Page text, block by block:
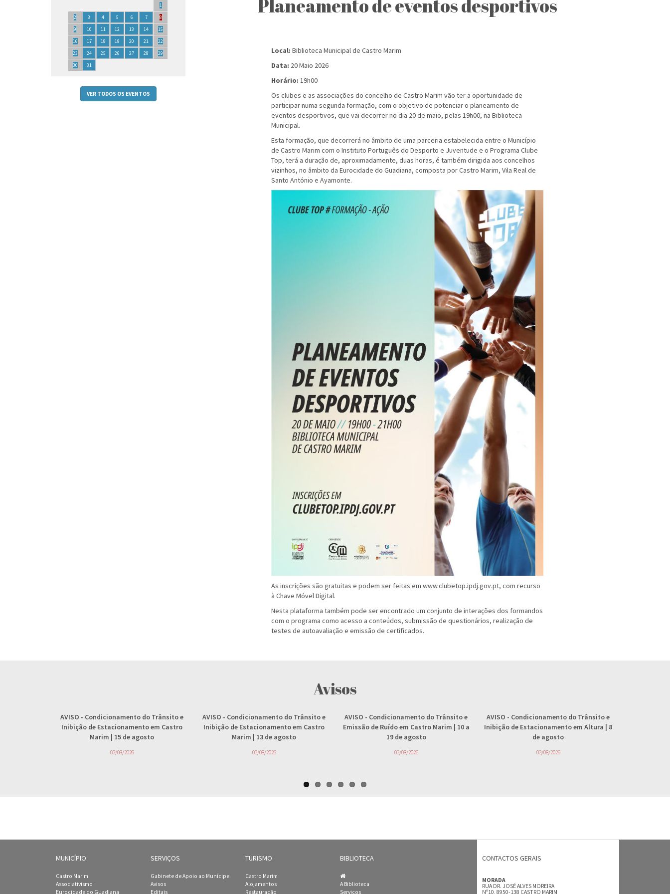
1
2
3 4 5 6 7
8
9
10 11 12 13 14
15
16
17 18 19 20 21
22
23
24 25 26 27 28
29
30
31
VER TODOS OS EVENTOS
Planeamento de eventos desportivos
Local: Biblioteca Municipal de Castro Marim
Data: 20 Maio 2026
Horário: 19h00
Os clubes e as associações do concelho de Castro Marim vão ter a oportunidade de
participar numa segunda formação, com o objetivo de potenciar o planeamento de
eventos desportivos, que vai decorrer no dia 20 de maio, pelas 19h00, na Biblioteca
Municipal.
Esta formação, que decorrerá no âmbito de uma parceria estabelecida entre o Município
de Castro Marim com o Instituto Português do Desporto e Juventude e o Programa Clube
Top, terá a duração de, aproximadamente, duas horas, é também dirigida aos concelhos
vizinhos, no âmbito da Eurocidade do Guadiana, composta por Castro Marim, Vila Real de
Santo António e Ayamonte.
As inscrições são gratuitas e podem ser feitas em www.clubetop.ipdj.gov.pt, com recurso
à Chave Móvel Digital.
Nesta plataforma também pode ser encontrado um conjunto de interações dos formandos
com o programa como acesso a conteúdos, submissão de questionários, realização de
testes de autoavaliação e emissão de certificados.
Avisos
AVISO - Condicionamento do Trânsito e
Inibição de Estacionamento em Castro
Marim | 15 de agosto
03/08/2026
AVISO - Condicionamento do Trânsito e
Inibição de Estacionamento em Castro
Marim | 13 de agosto
03/08/2026
AVISO - Condicionamento do Trânsito e
Emissão de Ruído em Castro Marim | 10 a
19 de agosto
03/08/2026
AVISO - Condicionamento do Trânsito e
Inibição de Estacionamento em Altura | 8
de agosto
03/08/2026
MUNICÍPIO
Castro Marim
Associativismo
Eurocidade do Guadiana
SERVIÇOS
Gabinete de Apoio ao Munícipe
Avisos
Editais
TURISMO
Castro Marim
Alojamentos
Restauração
BIBLIOTECA
A Biblioteca
Serviços
CONTACTOS GERAIS
MORADA
RUA DR. JOSÉ ALVES MOREIRA
Nº10, 8950-138 CASTRO MARIM